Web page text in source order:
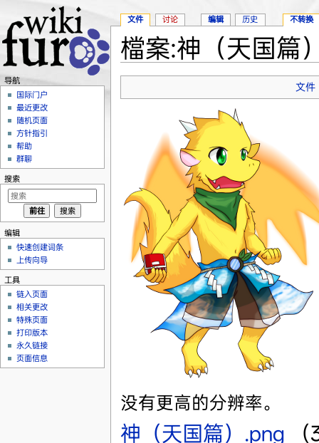
檔案:神（天国篇
文件
没有更高的分辨率。
神（天国篇）.png
文件 讨论 编辑 历史 不转换
导航
国际门户
最近更改
随机页面
方针指引
帮助
群聊
搜索
编辑
快速创建词条
上传向导
工具
链入页面
相关更改
特殊页面
打印版本
永久链接
页面信息